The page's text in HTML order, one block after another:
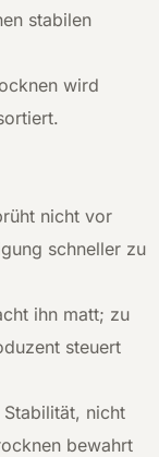
stabilen
wird
nicht vor
schneller zu
ihn matt; zu
steuert
nicht
bewahrt